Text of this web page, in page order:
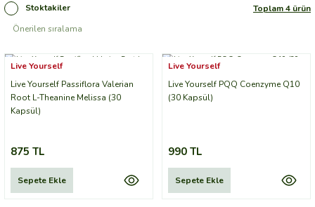
Stoktakiler Toplam 4 ürün
Live Yourself
Live Yourself Passiflora Valerian
Root L-Theanine Melissa (30
Kapsül)
875 TL
Sepete Ekle
Live Yourself
Live Yourself PQQ Coenzyme Q10
(30 Kapsül)
990 TL
Sepete Ekle